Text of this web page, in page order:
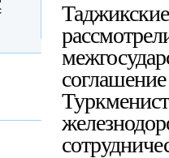
соглашение